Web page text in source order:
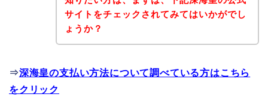
サイトをチェックされてみてはいかがでし
ょうか？
⇒深海皇の支払い方法について調べている方はこちら
をクリック